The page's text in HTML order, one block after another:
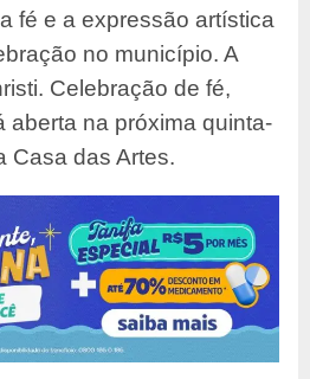
fé e a expressão artística
no município. A
Celebração de fé,
aberta na próxima quinta-
Casa das Artes.